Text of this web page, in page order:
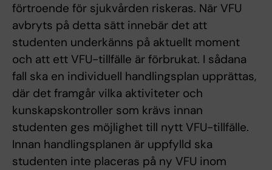
förtroende för sjukvården riskeras. När VFU
avbryts på detta sätt innebär det att
studenten underkänns på aktuellt moment
och att ett VFU-tillfälle är förbrukat. I sådana
fall ska en individuell handlingsplan upprättas,
där det framgår vilka aktiviteter och
kunskapskontroller som krävs innan
studenten ges möjlighet till nytt VFU-tillfälle.
Innan handlingsplanen är uppfylld ska
studenten inte placeras på ny VFU inom